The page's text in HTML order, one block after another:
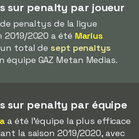
sur penalty par joueur
penaltys de la ligue
2019/2020 a été Marius
un total de sept penaltys
équipe GAZ Metan Medias.
sur penalty par équipe
a été l'équipe la plus efficace
la saison 2019/2020, avec